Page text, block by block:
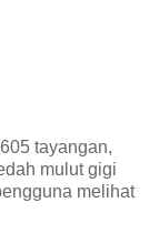
tayangan,
mulut gigi
melihat